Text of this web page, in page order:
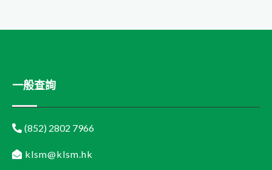
一般查詢
(852) 2802 7966
klsm@klsm.hk